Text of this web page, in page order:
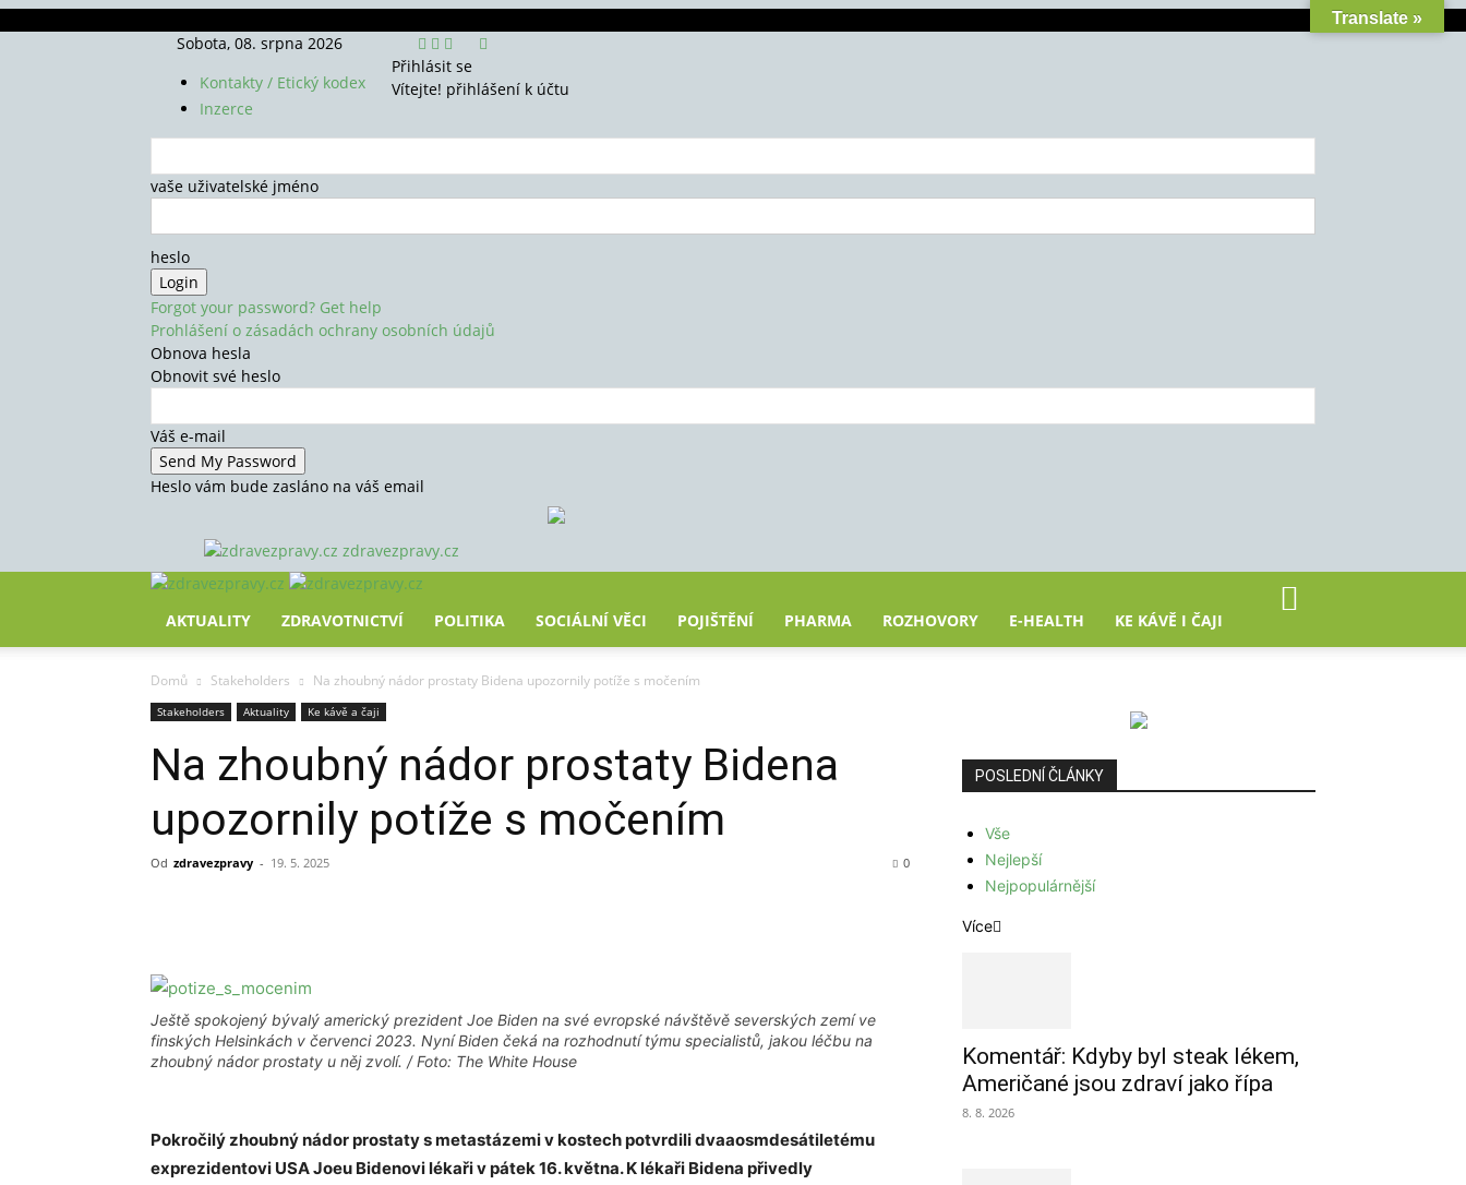
Sobota, 08. srpna 2026
Kontakty / Etický kodex
Inzerce
Přihlásit se
Vítejte! přihlášení k účtu
vaše uživatelské jméno
heslo
Forgot your password? Get help
Prohlášení o zásadách ochrany osobních údajů
Obnova hesla
Obnovit své heslo
Váš e-mail
Heslo vám bude zasláno na váš email
zdravezpravy.cz
AKTUALITY ZDRAVOTNICTVÍ POLITIKA SOCIÁLNÍ VĚCI POJIŠTĚNÍ PHARMA ROZHOVORY E-HEALTH KE KÁVĚ I ČAJI
Domů Stakeholders Na zhoubný nádor prostaty Bidena upozornily potíže s močením
Stakeholders Aktuality Ke kávě a čaji
Na zhoubný nádor prostaty Bidena
upozornily potíže s močením
Od zdravezpravy - 19. 5. 2025 0
Ještě spokojený bývalý americký prezident Joe Biden na své evropské návštěvě severských zemí ve
finských Helsinkách v červenci 2023. Nyní Biden čeká na rozhodnutí týmu specialistů, jakou léčbu na
zhoubný nádor prostaty u něj zvolí. / Foto: The White House
Pokročilý zhoubný nádor prostaty s metastázemi v kostech potvrdili dvaaosmdesátiletému
exprezidentovi USA Joeu Bidenovi lékaři v pátek 16. května. K lékaři Bidena přivedly
POSLEDNÍ ČLÁNKY
Vše
Nejlepší
Nejpopulárnější
Více
Komentář: Kdyby byl steak lékem,
Američané jsou zdraví jako řípa
8. 8. 2026
Translate »